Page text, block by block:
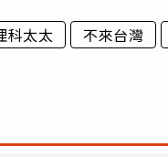
科太太 不來台灣